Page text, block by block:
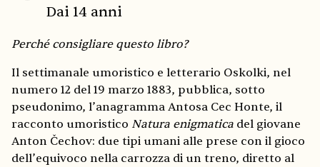
Dai 14 anni
Perché consigliare questo libro?
Il settimanale umoristico e letterario Oskolki, nel
numero 12 del 19 marzo 1883, pubblica, sotto
pseudonimo, l’anagramma Antosa Cec Honte, il
racconto umoristico Natura enigmatica del giovane
Anton Čechov: due tipi umani alle prese con il gioco
dell’equivoco nella carrozza di un treno, diretto al